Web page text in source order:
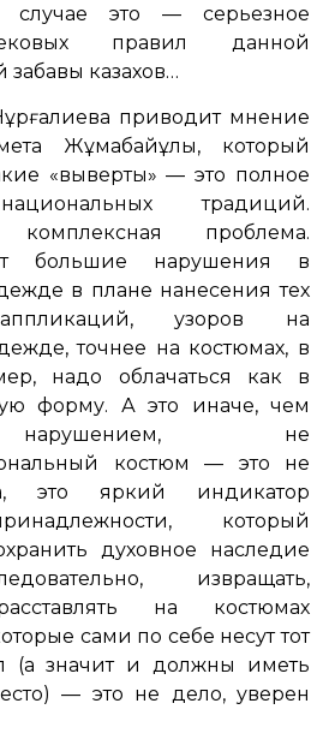
это — серьезное
правил данной
казахов…
приводит мнение
Жұмабайұлы, который
«выверты» — это полное
традиций.
проблема.
большие нарушения в
в плане нанесения тех
узоров на
точнее на костюмах, в
надо облачаться как в
форму. А это иначе, чем
не
костюм — это не
это яркий индикатор
который
духовное наследие
извращать,
на костюмах
сами по себе несут тот
(а значит и должны иметь
— это не дело, уверен